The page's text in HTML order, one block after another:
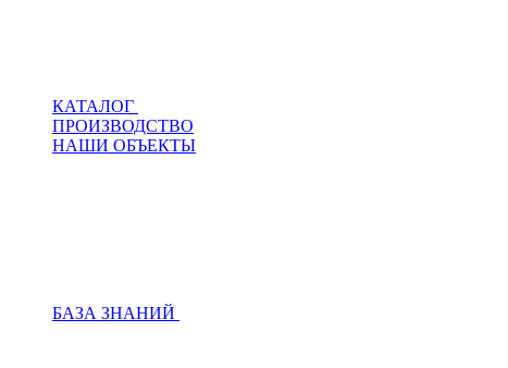
КАТАЛОГ
ПРОИЗВОДСТВО
НАШИ ОБЪЕКТЫ
БАЗА ЗНАНИЙ